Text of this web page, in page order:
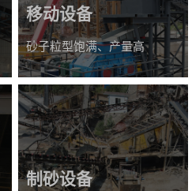
移动设备
砂子粒型饱满、产量高
制砂设备